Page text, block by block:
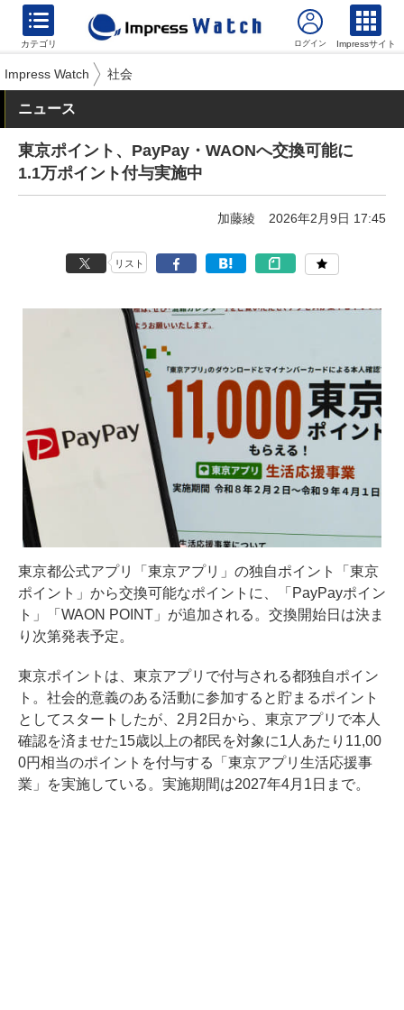
カテゴリ Impressサイト
Impress Watch 社会
ニュース
東京ポイント、PayPay・WAONへ交換可能に
1.1万ポイント付与実施中
加藤綾 2026年2月9日 17:45
リスト
東京都公式アプリ「東京アプリ」の独自ポイント「東京
ポイント」から交換可能なポイントに、「PayPayポイン
ト」「WAON POINT」が追加される。交換開始日は決ま
り次第発表予定。
東京ポイントは、東京アプリで付与される都独自ポイン
ト。社会的意義のある活動に参加すると貯まるポイント
としてスタートしたが、2月2日から、東京アプリで本人
確認を済ませた15歳以上の都民を対象に1人あたり11,00
0円相当のポイントを付与する「東京アプリ生活応援事
業」を実施している。実施期間は2027年4月1日まで。